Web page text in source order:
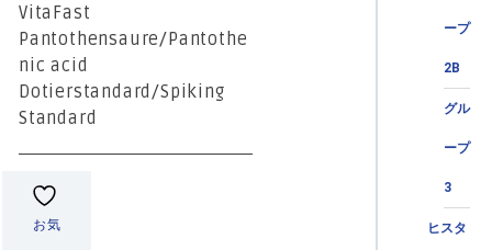
ープ
2B
グル
ープ
3
ヒスタ
VitaFast
Pantothensaure/Pantothe
nic acid
Dotierstandard/Spiking
Standard
お気